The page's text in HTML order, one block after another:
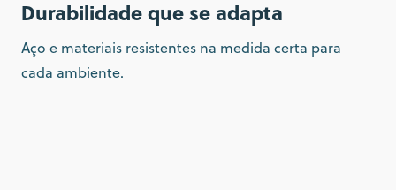
Durabilidade que se adapta
Aço e materiais resistentes na medida certa para
cada ambiente.